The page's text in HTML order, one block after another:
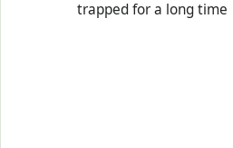
trapped for a long time